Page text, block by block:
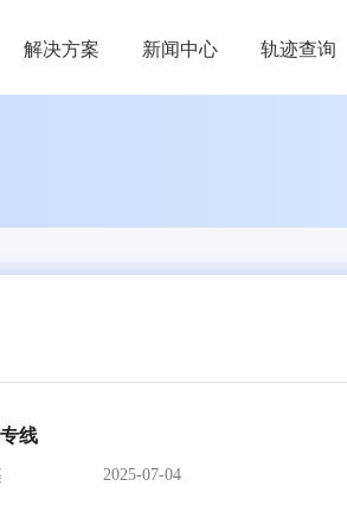
解决方案 新闻中心 轨迹查询
线
2025-07-04